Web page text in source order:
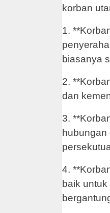
korban
1.
biasanya
2.
dan
3.
4.
baik